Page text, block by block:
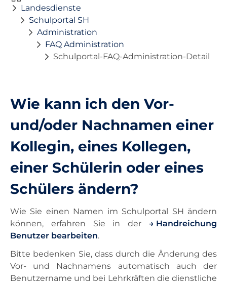
Beratung
Fortbildung
Ausstattung
Landesdienste
Kontakt
Landesdienste
Schulportal SH
Administration
FAQ Administration
Schulportal-FAQ-Administration-Detail
Wie kann ich den Vor-
und/oder Nachnamen einer
Kollegin, eines Kollegen,
einer Schülerin oder eines
Schülers ändern?
Wie Sie einen Namen im Schulportal SH ändern
können, erfahren Sie in der
Handreichung
Benutzer bearbeiten.
Bitte bedenken Sie, dass durch die Änderung des
Vor- und Nachnamens automatisch auch der
Benutzername und bei Lehrkräften die dienstliche